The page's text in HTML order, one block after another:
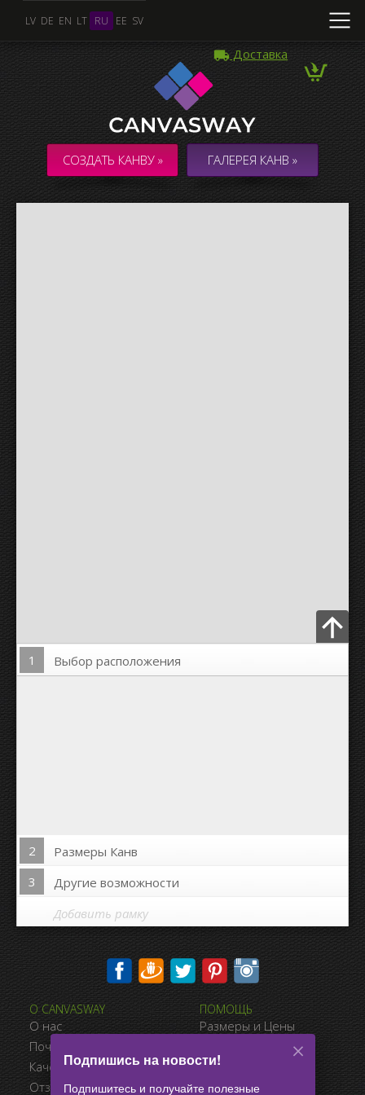
LV DE EN LT RU EE SV
Доставка
СОЗДАТЬ КАНВУ » ГАЛЕРЕЯ КАНВ »
Загрузить Фото
1 Выбор расположения
2
Размеры Канв
3
Другие возможности
Печать на сторонах канвы:
Нет
Расстояние между фото:
Расстояние до краёв:
Добавить рамку
Несколько Фото
КОЛЛАЖ / КОМПОЗИЦИЯ из нескольких Фото
О CANVASWAY
О нас
Почему CanvasWay.com
Качество Продукта
Отзывы Клиентов
ПОМОЩЬ
Размеры и Цены
Доставка
Условия Продажи
Подпишись на новости!
Подпишитесь и получайте полезные